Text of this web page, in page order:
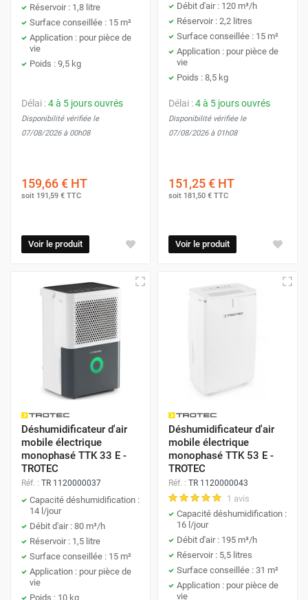
Réservoir : 1,8 litre
Surface conseillée : 15 m²
Application : pour pièce de
vie
Poids : 9,5 kg
Délai :4 à 5 jours ouvrés
Disponibilité vérifiée le
07/08/2026 à 00h08
159,66 € HT
soit 191,59 € TTC
Voir le produit
Débit d'air : 120 m³/h
Réservoir : 2,2 litres
Surface conseillée : 15 m²
Application : pour pièce de
vie
Poids : 8,5 kg
Délai :4 à 5 jours ouvrés
Disponibilité vérifiée le
07/08/2026 à 01h08
151,25 € HT
soit 181,50 € TTC
Voir le produit
Déshumidificateur d'air
mobile électrique
monophasé TTK 33 E -
TROTEC
Réf. : TR 1120000037
Capacité déshumidification :
14 l/jour
Débit d'air : 80 m³/h
Réservoir : 1,5 litre
Surface conseillée : 15 m²
Application : pour pièce de
vie
Poids : 10 kg
Déshumidificateur d'air
mobile électrique
monophasé TTK 53 E -
TROTEC
Réf. : TR 1120000043
1 avis
Capacité déshumidification :
16 l/jour
Débit d'air : 195 m³/h
Réservoir : 5,5 litres
Surface conseillée : 31 m²
Application : pour pièce de
vie